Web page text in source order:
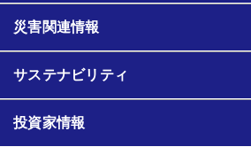
災害関連情報
サステナビリティ
投資家情報